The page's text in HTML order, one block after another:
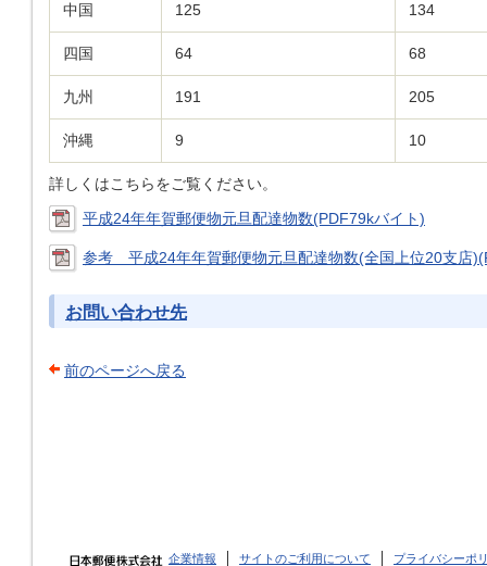
中国 125 134
四国 64 68
九州 191 205
沖縄 9 10
詳しくはこちらをご覧ください。
平成24年年賀郵便物元旦配達物数(PDF79kバイト)
参考 平成24年年賀郵便物元旦配達物数(全国上位20支店
お問い合わせ先
前のページへ戻る
企業情報 サイトのご利用について
プライバシーポ